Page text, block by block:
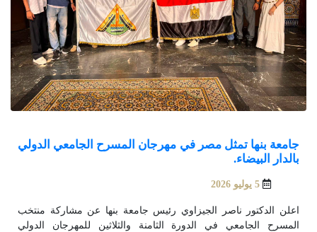
جامعة بنها تمثل مصر في مهرجان المسرح الجامعي الدولي
بالدار البيضاء.
5 يوليو 2026
اعلن الدكتور ناصر الجيزاوي رئيس جامعة بنها عن مشاركة منتخب
المسرح الجامعي في الدورة الثامنة والثلاثين للمهرجان الدولي